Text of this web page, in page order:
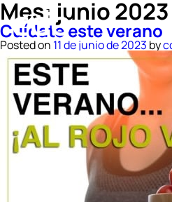
Mes: junio 2023
Cuídate este verano
Posted on 11 de junio de 2023 by